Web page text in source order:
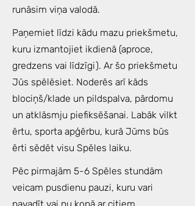
runāsim viņa valodā.
Paņemiet līdzi kādu mazu priekšmetu,
kuru izmantojiet ikdienā (aproce,
gredzens vai līdzīgi). Ar šo priekšmetu
Jūs spēlēsiet. Noderēs arī kāds
blociņš/klade un pildspalva, pārdomu
un atklāsmju piefiksēšanai. Labāk vilkt
ērtu, sporta apģērbu, kurā Jūms būs
ērti sēdēt visu Spēles laiku.
Pēc pirmajām 5-6 Spēles stundām
veicam pusdienu pauzi, kuru vari